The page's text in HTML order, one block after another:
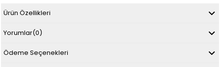
Ürün Özellikleri
Yorumlar(0)
Ödeme Seçenekleri